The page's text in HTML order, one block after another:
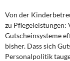
Steuer- und
Von der
zu Pflegeleistungen:
Gut­scheinsysteme
bisher. Dass sich
Personalpolitik